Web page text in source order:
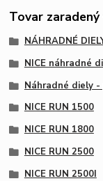
Tovar
NÁHRADNÉ
NICE náhradné
Náhradné diely -
NICE RUN 1500
NICE RUN 1800
NICE RUN 2500
NICE RUN 2500I